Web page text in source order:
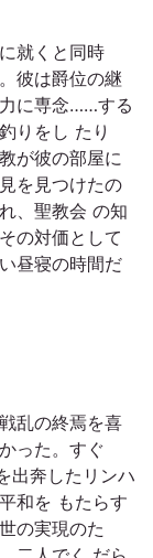
就くと同時
彼は爵位の継
に専念……する
りをし たり
が彼の部屋に
を見つけたの
、聖教会 の知
の対価として
昼寝の時間だ
乱の終焉を喜
った。すぐ
出奔したリンハ
和を もたらす
の実現のた